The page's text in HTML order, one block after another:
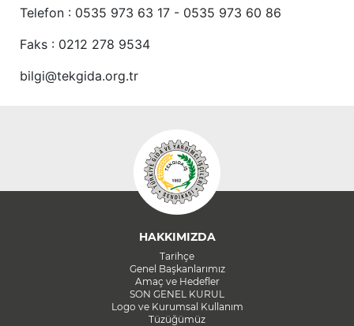
Telefon : 0535 973 63 17 - 0535 973 60 86
Faks : 0212 278 9534
bilgi@tekgida.org.tr
HAKKIMIZDA
Tarihçe
Genel Başkanlarımız
Amaç ve Hedefler
SON GENEL KURUL
Logo ve Kurumsal Kullanım
Tüzüğümüz